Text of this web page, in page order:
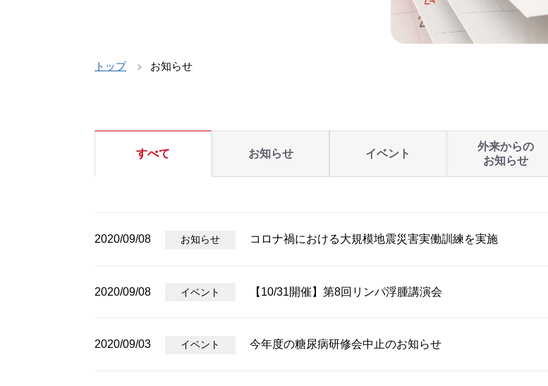
トップ お知らせ
すべて お知らせ イベント
外来からの
お知らせ
2020/09/08 お知らせ コロナ禍における大規模地震災害実働訓練を実施
2020/09/08 イベント 【10/31開催】第8回リンパ浮腫講演会
2020/09/03 イベント 今年度の糖尿病研修会中止のお知らせ